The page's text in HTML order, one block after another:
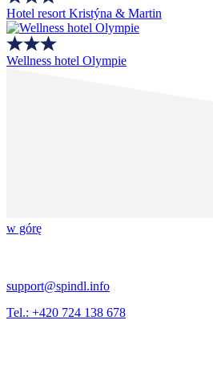
Hotel resort Kristýna & Martin
Wellness hotel Olympie
w górę
support@spindl.info
Tel.: +420 724 138 678